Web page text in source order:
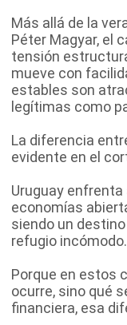
Más allá de la
Péter Magyar, el
tensión
mueve con
estables son
legítimas como
La diferencia
evidente en el
Uruguay
economías
siendo un
refugio incómodo.
Porque en estos
ocurre, sino qué
financiera, esa